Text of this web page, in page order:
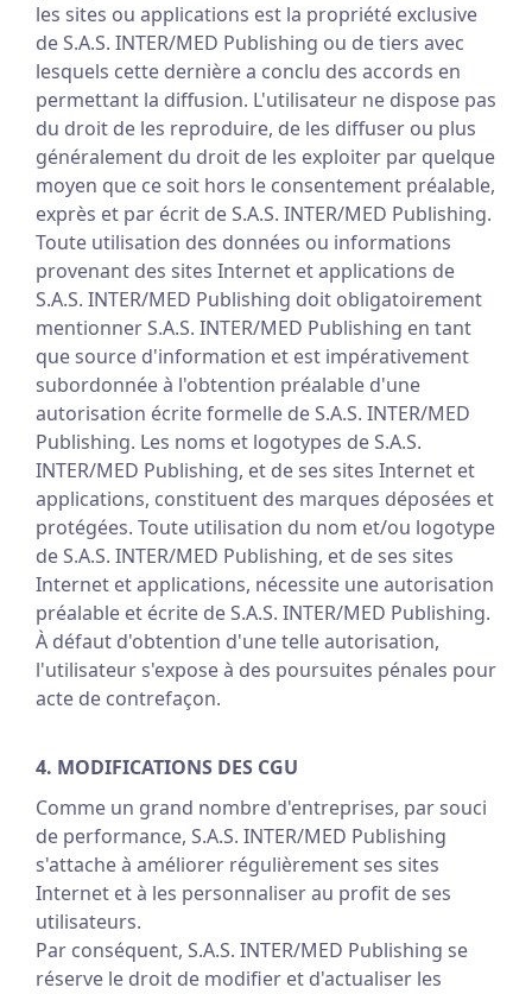
les sites ou applications est la propriété exclusive
de S.A.S. INTER/MED Publishing ou de tiers avec
lesquels cette dernière a conclu des accords en
permettant la diffusion. L'utilisateur ne dispose pas
du droit de les reproduire, de les diffuser ou plus
généralement du droit de les exploiter par quelque
moyen que ce soit hors le consentement préalable,
exprès et par écrit de S.A.S. INTER/MED Publishing.
Toute utilisation des données ou informations
provenant des sites Internet et applications de
S.A.S. INTER/MED Publishing doit obligatoirement
mentionner S.A.S. INTER/MED Publishing en tant
que source d'information et est impérativement
subordonnée à l'obtention préalable d'une
autorisation écrite formelle de S.A.S. INTER/MED
Publishing. Les noms et logotypes de S.A.S.
INTER/MED Publishing, et de ses sites Internet et
applications, constituent des marques déposées et
protégées. Toute utilisation du nom et/ou logotype
de S.A.S. INTER/MED Publishing, et de ses sites
Internet et applications, nécessite une autorisation
préalable et écrite de S.A.S. INTER/MED Publishing.
À défaut d'obtention d'une telle autorisation,
l'utilisateur s'expose à des poursuites pénales pour
acte de contrefaçon.
4. MODIFICATIONS DES CGU
Comme un grand nombre d'entreprises, par souci
de performance, S.A.S. INTER/MED Publishing
s'attache à améliorer régulièrement ses sites
Internet et à les personnaliser au profit de ses
utilisateurs.
Par conséquent, S.A.S. INTER/MED Publishing se
réserve le droit de modifier et d'actualiser les